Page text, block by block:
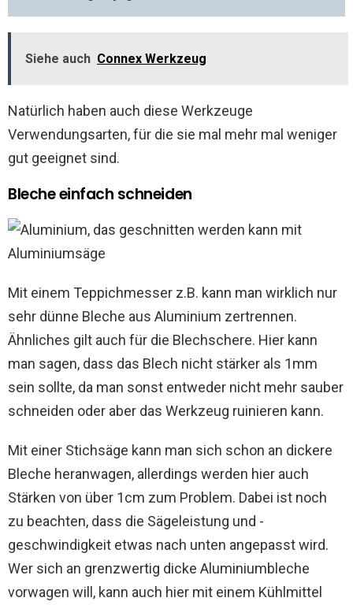
Siehe auch Connex Werkzeug
Natürlich haben auch diese Werkzeuge
Verwendungsarten, für die sie mal mehr mal weniger
gut geeignet sind.
Bleche einfach schneiden
Mit einem Teppichmesser z.B. kann man wirklich nur
sehr dünne Bleche aus Aluminium zertrennen.
Ähnliches gilt auch für die Blechschere. Hier kann
man sagen, dass das Blech nicht stärker als 1mm
sein sollte, da man sonst entweder nicht mehr sauber
schneiden oder aber das Werkzeug ruinieren kann.
Mit einer Stichsäge kann man sich schon an dickere
Bleche heranwagen, allerdings werden hier auch
Stärken von über 1cm zum Problem. Dabei ist noch
zu beachten, dass die Sägeleistung und -
geschwindigkeit etwas nach unten angepasst wird.
Wer sich an grenzwertig dicke Aluminiumbleche
vorwagen will, kann auch hier mit einem Kühlmittel